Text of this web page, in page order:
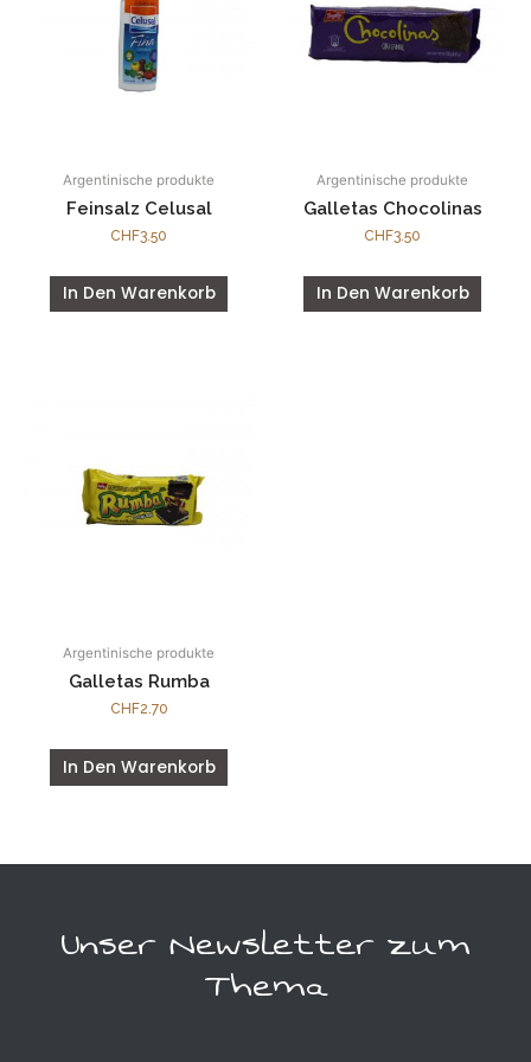
Argentinische produkte
Feinsalz Celusal
CHF3.50
In Den Warenkorb
Argentinische produkte
Galletas Chocolinas
CHF3.50
In Den Warenkorb
Argentinische produkte
Galletas Rumba
CHF2.70
In Den Warenkorb
Unser Newsletter zum
Thema